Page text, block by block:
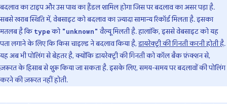
बदलाव का टाइप और उस पाथ का हैंडल शामिल होगा जिस पर बदलाव का असर पड़ा है.
सबसे खराब स्थिति में, वेबसाइट को बदलाव का ज़्यादा सामान्य रिकॉर्ड मिलता है. इसका
मतलब है कि typeको "unknown" वैल्यू मिलती है. हालांकि, इससे वेबसाइट को यह
पता लगाने के लिए कि किस चाइल्ड ने बदलाव किया है,डायरेक्ट्री की गिनती करनी होती है.
यह अब भी पोलिंग से बेहतर है, क्योंकि डायरेक्ट्री की गिनती को कॉल बैक फ़ंक्शन से,
ज़रूरत के हिसाब से शुरू किया जा सकता है. इसके लिए, समय-समय पर बदलावों की पोलिंग
करने की ज़रूरत नहीं होती.